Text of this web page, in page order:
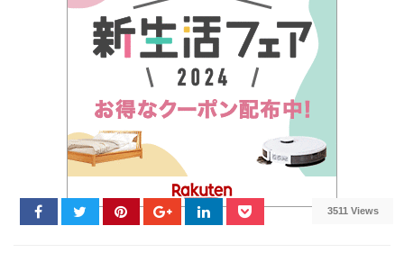
3511 Views